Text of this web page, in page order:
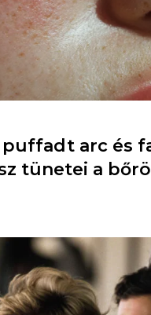
puffadt arc és
tünetei a